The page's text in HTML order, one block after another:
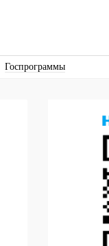
Госпрограммы